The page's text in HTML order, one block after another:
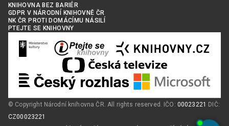
KNIHOVNA BEZ BARIÉR
GDPR V NÁRODNÍ KNIHOVNĚ ČR
NK ČR PROTI DOMÁCÍMU NÁSILÍ
PTEJTE SE KNIHOVNY
© Copyright Národní knihovna ČR. All rights reserved. IČO: 00023221 DIČ:
CZ00023221